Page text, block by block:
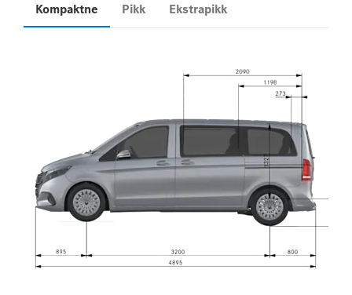
Kompaktne Pikk Ekstrapikk